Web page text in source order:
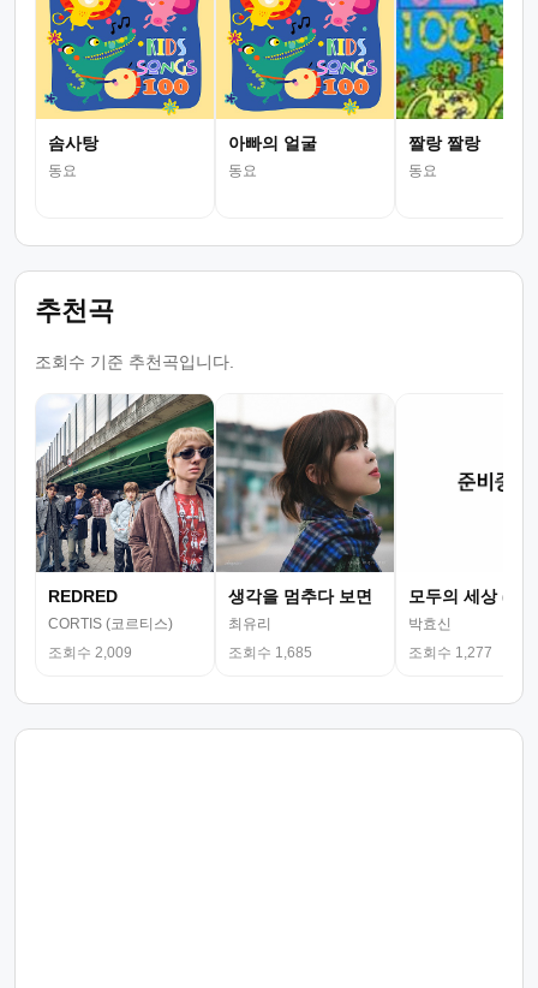
솜사탕
동요
아빠의 얼굴
동요
짤랑 짤랑
동요
추천곡
조회수 기준 추천곡입니다.
REDRED
CORTIS (코르티스)
조회수 2,009
생각을 멈추다 보면
최유리
조회수 1,685
모두의 세상 (뮤
박효신
조회수 1,277